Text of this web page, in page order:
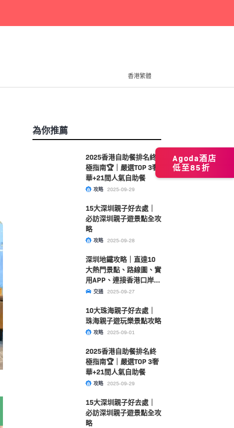
香港繁體
為你推薦
2025香港自助餐排名終
極指南🏆｜嚴選TOP 3奢
華+21間人氣自助餐
攻略 2025-09-29
15大深圳親子好去處｜
必訪深圳親子遊景點全攻
略
攻略 2025-09-28
深圳地鐵攻略｜直達10
大熱門景點、路線圖、實
用APP、連接香港口岸一
文睇清！
交通 2025-09-27
10大珠海親子好去處｜
珠海親子遊玩樂景點攻略
攻略 2025-09-01
2025香港自助餐排名終
極指南🏆｜嚴選TOP 3奢
華+21間人氣自助餐
攻略 2025-09-29
15大深圳親子好去處｜
必訪深圳親子遊景點全攻
略
Agoda酒店
低至85折